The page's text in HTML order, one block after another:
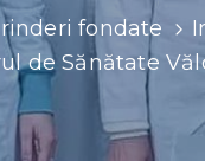
fondate
de Sănătate